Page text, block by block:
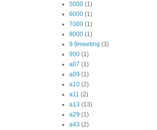
5000 (1)
6000 (1)
7000 (1)
8000 (1)
9:9meeting (3)
900 (1)
a07 (1)
a09 (1)
a10 (2)
a11 (2)
a13 (13)
a29 (1)
a43 (2)